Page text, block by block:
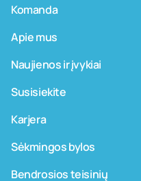
Komanda
Apie mus
Naujienos ir įvykiai
Susisiekite
Karjera
Sėkmingos bylos
Bendrosios teisinių